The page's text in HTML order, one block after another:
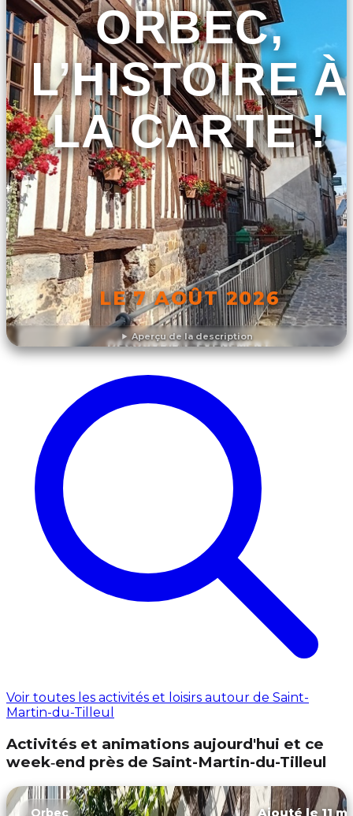
Aperçu de la description
ORBEC,
L’HISTOIRE À
LA CARTE !
LE 7 AOÛT 2026
DÉCOUVRIR L'ÉVÉNEMENT
Voir toutes les activités et loisirs autour de Saint-
Martin-du-Tilleul
Activités et animations aujourd'hui et ce
week‑end près de Saint-Martin-du-Tilleul
Orbec Ajouté le 11